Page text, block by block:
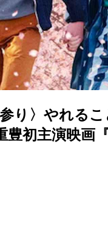
り〉やれる
初主演映画